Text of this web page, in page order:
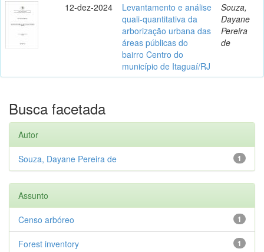
12-dez-2024
Levantamento e análise
quali-quantitativa da
arborização urbana das
áreas públicas do
bairro Centro do
município de Itaguaí/RJ
Souza,
Dayane
Pereira
de
Busca facetada
Autor
1
Souza, Dayane Pereira de
Assunto
1
Censo arbóreo
1
Forest inventory